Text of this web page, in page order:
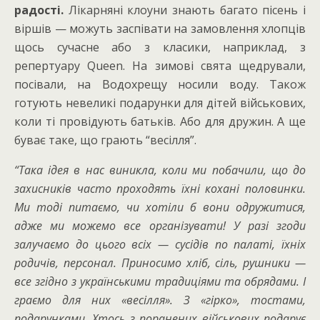
радості. Лікарняні клоуни знають багато пісень і
віршів — можуть заспівати на замовлення хлопців
щось сучасне або з класики, наприклад, з
репертуару Queen. На зимові свята щедрували,
посівали, на Водохрещу носили воду. Також
готують невеликі подарунки для дітей військових,
коли ті провідують батьків. Або для дружин. А ще
буває таке, що грають “весілля”.
“Така ідея в нас виникла, коли ми побачили, що до
захисників часто проходять їхні кохані половинки.
Ми тоді питаємо, чи хотіли б вони одружитися,
адже ми можемо все організувати! У разі згоди
залучаємо до цього всіх — сусідів по палаті, їхніх
родичів, персонал. Приносимо хліб, сіль, рушники —
все згідно з українськими традиціями та обрядами. І
граємо для них «весілля». З «гірко», тостами,